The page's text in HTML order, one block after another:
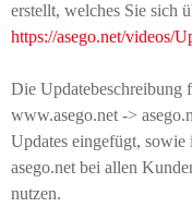
erstellt, welches Sie sich
https://asego.net/videos/
Die Updatebeschreibung
www.asego.net ->
Updates eingefügt,
asego.net bei allen
nutzen.